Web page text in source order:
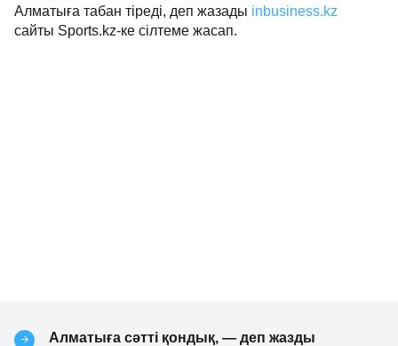
Алматыға табан тіреді, деп жазады inbusiness.kz
сайты Sports.kz-ке сілтеме жасап.
Алматыға сәтті қондық, — деп жазды